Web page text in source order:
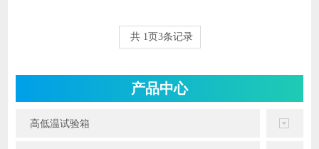
共 1页3条记录
产品中心
高低温试验箱